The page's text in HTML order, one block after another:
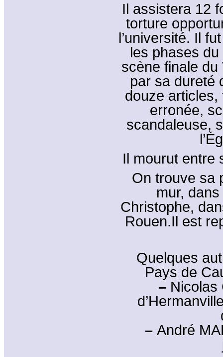
Il assistera 12
torture
l’université. Il
les phases du
scène finale du
par sa dureté
douze
erronée,
scandaleuse,
Il mourut entre
On trouve sa
mur,
Christophe,
Rouen.Il est
Quelques
Pays de
– Nicolas
– André